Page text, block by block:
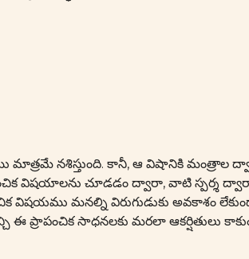
నశిస్తుంది. కానీ, ఆ విషానికి మంత్రాల
విషయాలను చూడడం ద్వారా, వాటి స్పర్శ
మనల్ని విరుగుడుకు అవకాశం
ప్రాపంచిక సాధనలకు మరలా ఆకర్షితులు